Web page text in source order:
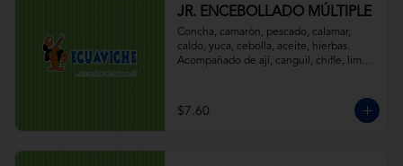
JR. ENCEBOLLADO MÚLTIPLE
Concha, camarón, pescado, calamar,
caldo, yuca, cebolla, aceite, hierbas.
Acompañado de ají, canguil, chifle, limón
$7.60